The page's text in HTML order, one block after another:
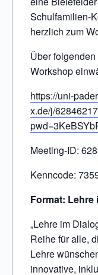
Schulfamilien-
herzlich zum
Über
Workshop
https://uni-
x.de/j/
Meeting-ID:
Kenncode:
Format: Lehre
„Lehre im
Reihe für alle,
Lehre
innovative,